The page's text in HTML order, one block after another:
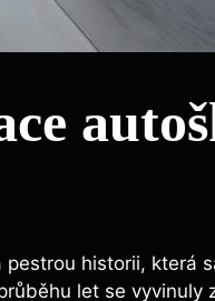
historii, která
let se vyvinuly